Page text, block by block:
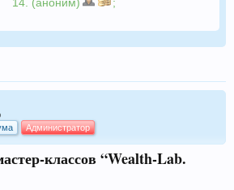
Администратор
классов “Wealth-Lab.